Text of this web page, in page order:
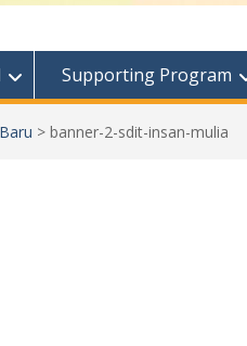
Supporting Program
> banner-2-sdit-insan-mulia